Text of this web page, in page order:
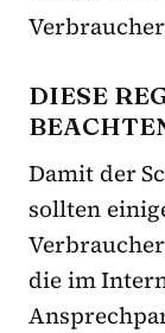
DIESE
Damit der
sollten
die im